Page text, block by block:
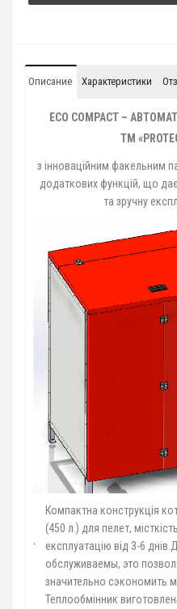
Описание Характеристики
ECO COMPACT –
ТМ
з інноваційним факельним
додаткових функцій, що
та зручну
Компактна конструкція
(450 л.) для пелет,
експлуатацію від 3-6
обслуживаемы, это
значительно сэкономить
Теплообмінник